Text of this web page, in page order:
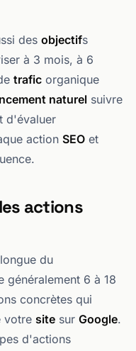
des objectifs
à 3 mois, à 6
trafic organique
naturel suivre
d'évaluer
action SEO et
actions
du
généralement 6 à 18
concrètes qui
votre site sur Google.
d'actions